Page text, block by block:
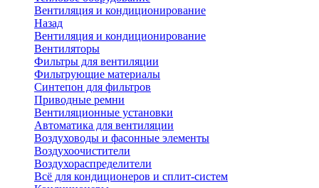
Вентиляция и кондиционирование
Назад
Вентиляция и кондиционирование
Вентиляторы
Фильтры для вентиляции
Фильтрующие материалы
Синтепон для фильтров
Приводные ремни
Вентиляционные установки
Автоматика для вентиляции
Воздуховоды и фасонные элементы
Воздухоочистители
Воздухораспределители
Всё для кондиционеров и сплит-систем